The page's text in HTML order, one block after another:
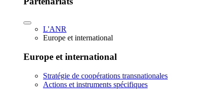
L'ANR
Europe et international
Europe et international
Stratégie de coopérations transnationales
Actions et instruments spécifiques